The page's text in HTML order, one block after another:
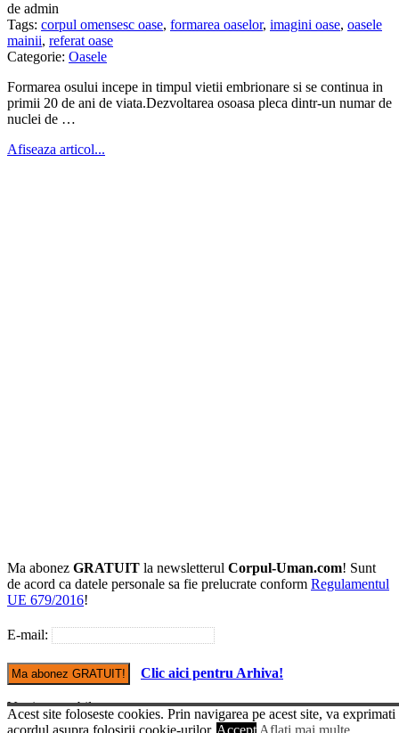
de admin
Tags: corpul omensesc oase, formarea oaselor, imagini oase, oasele
mainii, referat oase
Categorie: Oasele
Formarea osului incepe in timpul vietii embrionare si se continua in
primii 20 de ani de viata.Dezvoltarea osoasa pleca dintr-un numar de
nuclei de …
Afiseaza articol...
Ma abonez GRATUIT la newsletterul Corpul-Uman.com! Sunt
de acord ca datele personale sa fie prelucrate conform Regulamentul
UE 679/2016!
E-mail:
Clic aici pentru Arhiva!
Versiune mobile
Acest site foloseste cookies. Prin navigarea pe acest site, va exprimati
acordul asupra folosirii cookie-urilor. Accept Aflati mai multe...
© Copyright Corpul-uman.com